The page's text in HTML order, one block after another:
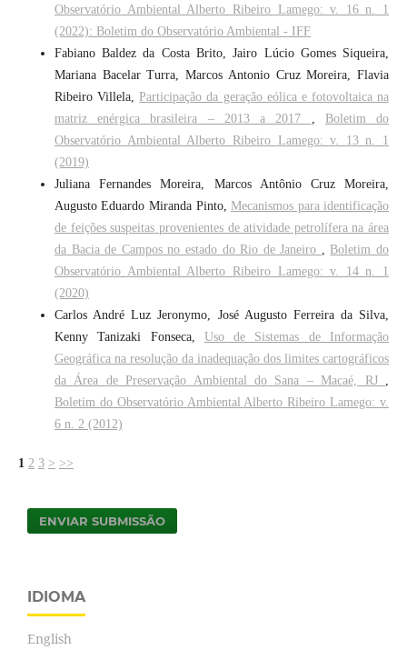
Observatório Ambiental Alberto Ribeiro Lamego: v. 16 n. 1
(2022): Boletim do Observatório Ambiental - IFF
Fabiano Baldez da Costa Brito, Jairo Lúcio Gomes Siqueira,
Mariana Bacelar Turra, Marcos Antonio Cruz Moreira, Flavia
Ribeiro Villela, Participação da geração eólica e fotovoltaica na
matriz enérgica brasileira – 2013 a 2017 , Boletim do
Observatório Ambiental Alberto Ribeiro Lamego: v. 13 n. 1
(2019)
Juliana Fernandes Moreira, Marcos Antônio Cruz Moreira,
Augusto Eduardo Miranda Pinto, Mecanismos para identificação
de feições suspeitas provenientes de atividade petrolífera na área
da Bacia de Campos no estado do Rio de Janeiro , Boletim do
Observatório Ambiental Alberto Ribeiro Lamego: v. 14 n. 1
(2020)
Carlos André Luz Jeronymo, José Augusto Ferreira da Silva,
Kenny Tanizaki Fonseca, Uso de Sistemas de Informação
Geográfica na resolução da inadequação dos limites cartográficos
da Área de Preservação Ambiental do Sana – Macaé, RJ ,
Boletim do Observatório Ambiental Alberto Ribeiro Lamego: v.
6 n. 2 (2012)
1 2 3 > >>
ENVIAR SUBMISSÃO
IDIOMA
English